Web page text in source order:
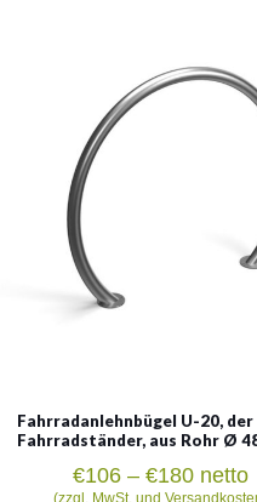
Material:
Stahl, verzinkter Stahl,
Pulverbeschichtung in RAL
Fahrradanlehnbügel U-20,
Fahrradständer, aus Rohr Ø
€106 – €180
€106
netto
(zzgl. MwSt. und